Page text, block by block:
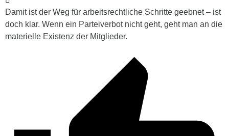
Damit ist der Weg für arbeitsrechtliche Schritte geebnet – ist
doch klar. Wenn ein Parteiverbot nicht geht, geht man an die
materielle Existenz der Mitglieder.